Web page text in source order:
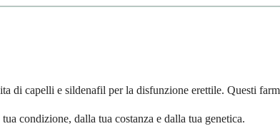
di capelli e sildenafil per la disfunzione erettile. Questi
condizione, dalla tua costanza e dalla tua genetica.